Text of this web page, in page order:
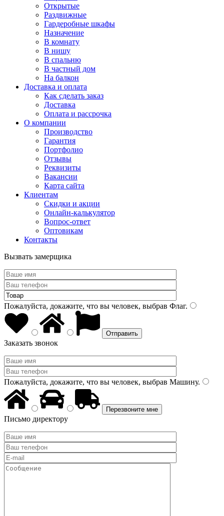
Открытые
Раздвижные
Гардеробные шкафы
Назначение
В комнату
В нишу
В спальню
В частный дом
На балкон
Доставка и оплата
Как сделать заказ
Доставка
Оплата и рассрочка
О компании
Производство
Гарантия
Портфолио
Отзывы
Реквизиты
Вакансии
Карта сайта
Клиентам
Скидки и акции
Онлайн-калькулятор
Вопрос-ответ
Оптовикам
Контакты
Вызвать замерщика
Пожалуйста, докажите, что вы человек, выбрав Флаг.
Заказать звонок
Пожалуйста, докажите, что вы человек, выбрав Машину.
Письмо директору